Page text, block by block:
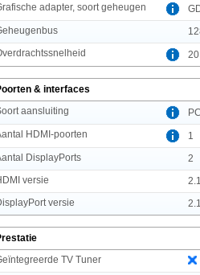
adapter, soort geheugen
& interfaces
aansluiting
HDMI-poorten
1
DisplayPorts
2
versie
versie
TV Tuner